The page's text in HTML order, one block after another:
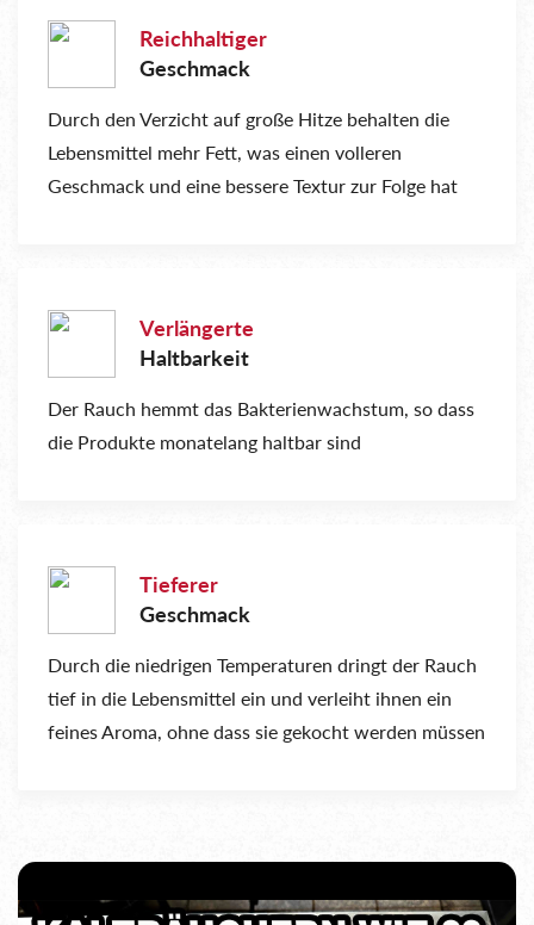
Reichhaltiger
Geschmack
Durch den Verzicht auf große Hitze behalten die
Lebensmittel mehr Fett, was einen volleren
Geschmack und eine bessere Textur zur Folge hat
Verlängerte
Haltbarkeit
Der Rauch hemmt das Bakterienwachstum, so dass
die Produkte monatelang haltbar sind
Tieferer
Geschmack
Durch die niedrigen Temperaturen dringt der Rauch
tief in die Lebensmittel ein und verleiht ihnen ein
feines Aroma, ohne dass sie gekocht werden müssen